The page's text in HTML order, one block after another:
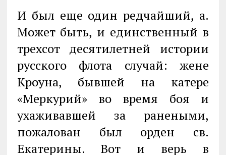
И был еще один редчайший, а.
Может быть, и единственный в
трехсот десятилетней истории
русского флота случай: жене
Кроуна, бывшей на катере
«Меркурий» во время боя и
ухаживавшей за ранеными,
пожалован был орден св.
Екатерины. Вот и верь в